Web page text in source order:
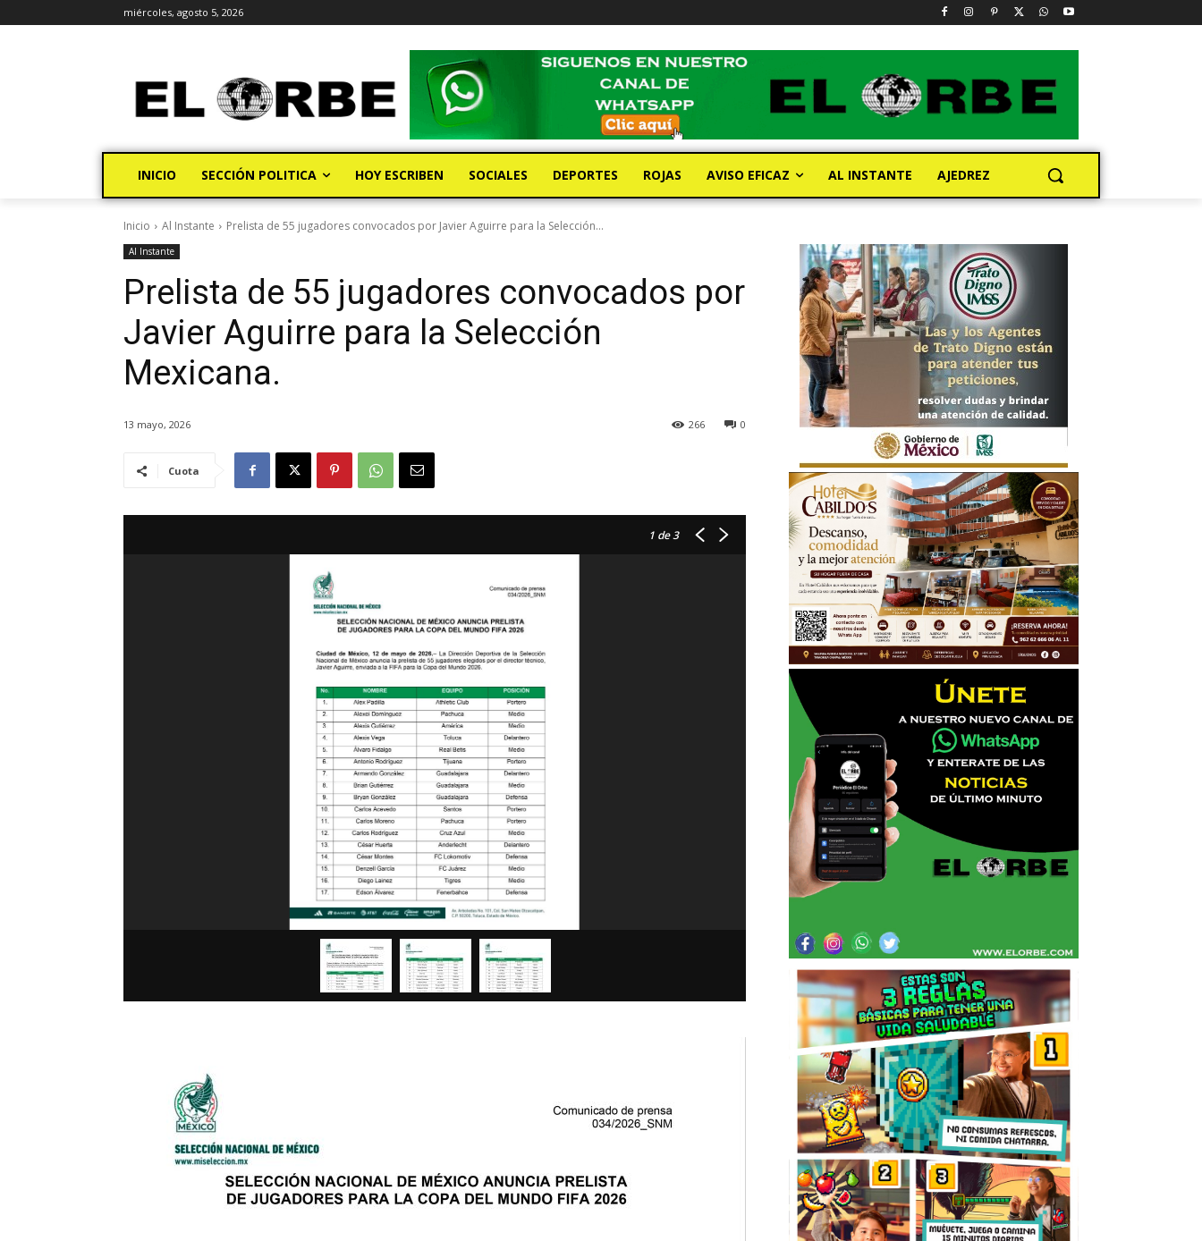
miércoles, agosto 5, 2026
INICIO SECCIÓN POLITICA HOY ESCRIBEN SOCIALES DEPORTES ROJAS AVISO EFICAZ AL INSTANTE AJEDREZ
Inicio Al Instante Prelista de 55 jugadores convocados por Javier Aguirre para la Selección...
Al Instante
Prelista de 55 jugadores convocados por
Javier Aguirre para la Selección
Mexicana.
13 mayo, 2026 0
266
Cuota
1 de 3